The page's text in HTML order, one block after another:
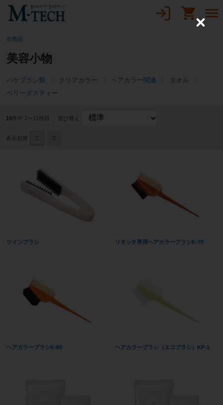
全商品
美容小物
ハケブラシ類 クリアカラー ヘアカラー関連
タオル
ベリーダスティー
19件中 1〜11件目 並び替え
表示切替
ツインブラシ リタッチ専用ヘアカラーブラシK-70
ヘアカラーブラシK-60 ヘアカラーブラシ（エコブラシ）KP-1
C